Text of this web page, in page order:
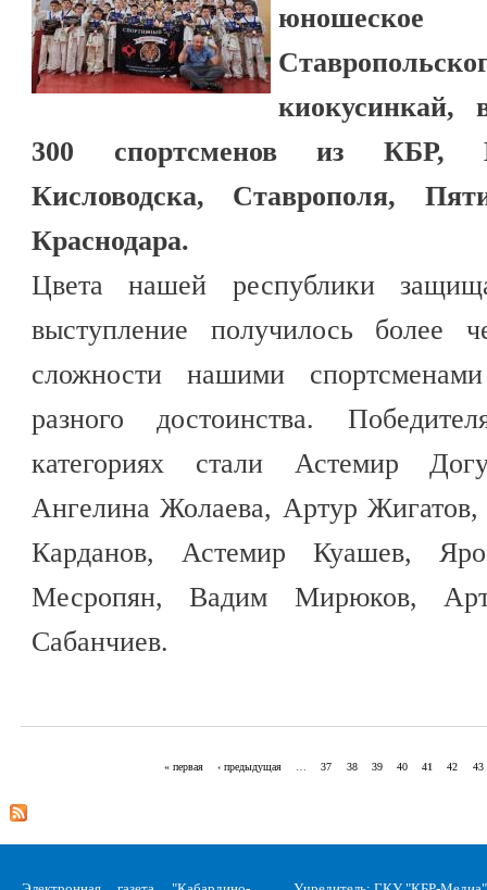
киокусинкай,
300 спортсменов из КБР,
Кисловодска, Ставрополя,
Краснодара.
Цвета нашей республики
выступление получилось
сложности нашими
разного достоинства.
категориях стали Астемир
Ангелина Жолаева, Артур
Карданов, Астемир Куашев,
Месропян, Вадим Мирюков,
Сабанчиев.
« первая ‹ предыдущая … 37 38 39 40 41 42 43